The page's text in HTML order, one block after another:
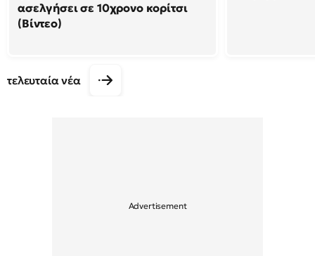
ασελγήσει σε 10χρονο κορίτσι
(Βίντεο)
τελευταία νέα